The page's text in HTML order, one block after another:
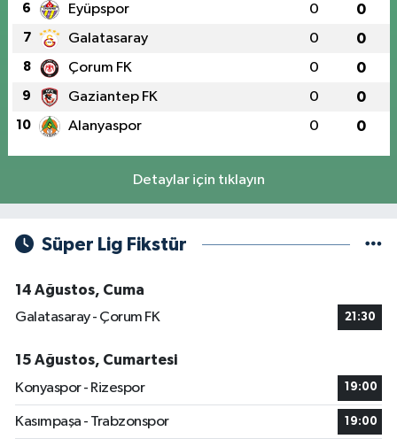
6 Eyüpspor 0 0
7 Galatasaray 0 0
8 Çorum FK 0 0
9 Gaziantep FK 0 0
10 Alanyaspor 0 0
Detaylar için tıklayın
Süper Lig Fikstür
14 Ağustos, Cuma
Galatasaray - Çorum FK
21:30
15 Ağustos, Cumartesi
Konyaspor - Rizespor
19:00
Kasımpaşa - Trabzonspor 19:00